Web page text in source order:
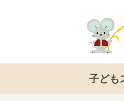
子ども